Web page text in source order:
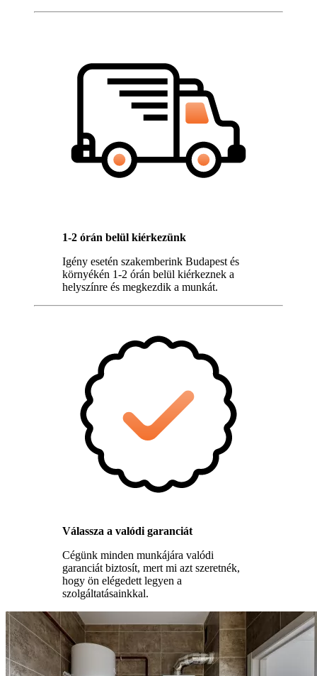
1-2 órán belül kiérkezünk
Igény esetén szakemberink Budapest és
környékén 1-2 órán belül kiérkeznek a
helyszínre és megkezdik a munkát.
Válassza a valódi garanciát
Cégünk minden munkájára valódi
garanciát biztosít, mert mi azt szeretnék,
hogy ön elégedett legyen a
szolgáltatásainkkal.